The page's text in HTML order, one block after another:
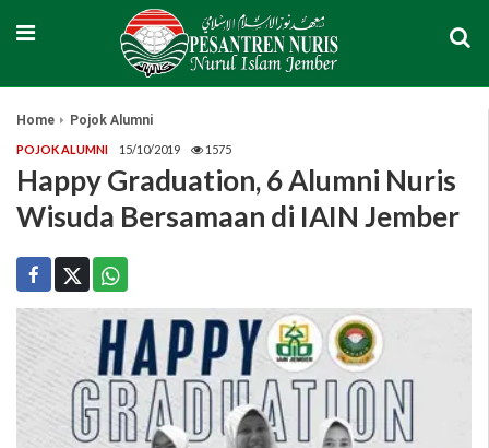
Home Pojok Alumni
POJOK ALUMNI 15/10/2019 1575
Happy Graduation, 6 Alumni Nuris
Wisuda Bersamaan di IAIN Jember